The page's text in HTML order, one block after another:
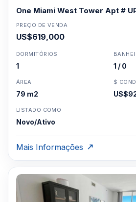
One Miami West Tower Apt #
PREÇO DE VENDA
US$619,000
DORMITÓRIOS
1 1 / 0
ÁREA
79 m2
$
LISTADO COMO
Novo/Ativo
Mais Informações